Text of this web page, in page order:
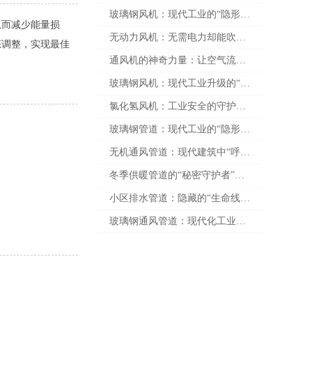
减少能量损
整，实现最佳
玻璃钢风机：现代工业的“隐形英雄”
无动力风机：无需电力却能吹动未来——科技与环保的完美结合
通风机的神奇力量：让空气流动，让生活更舒适
玻璃钢风机：现代工业升级的“隐形英雄”
氯化氢风机：工业安全的守护者与高效能源的灵魂
玻璃钢管道：现代工业的“隐形守护者”
无机通风管道：现代建筑中“呼吸”的智慧之道
冬季供暖管道的“秘密守护者”——如何让您的家庭温暖如春？
小区排水管道：隐藏的“生命线”如何守护你的家园？
玻璃钢通风管道：现代化工业升级的“隐形英雄”